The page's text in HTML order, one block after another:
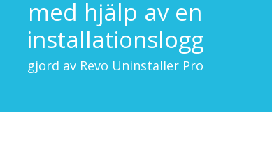
med hjälp av en
installationslogg
gjord av Revo Uninstaller Pro